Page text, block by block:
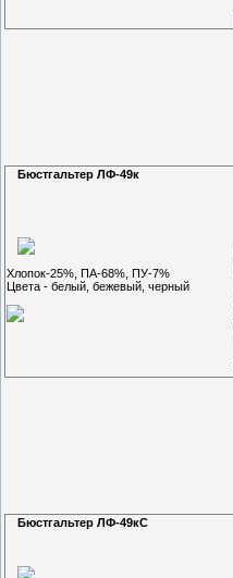
Бюстгальтер ЛФ-49к
Хлопок-25%, ПА-68%, ПУ-7%
Цвета - белый, бежевый, черный
Бюстгальтер ЛФ-49кС